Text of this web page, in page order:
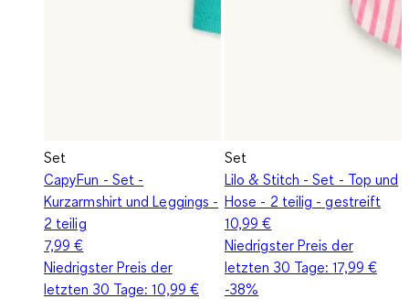
Set
CapyFun - Set -
Kurzarmshirt und Leggings -
2 teilig
7,99 €
Niedrigster Preis der
letzten 30 Tage:10,99 €
Set
Lilo & Stitch - Set - Top und
Hose - 2 teilig - gestreift
10,99 €
Niedrigster Preis der
letzten 30 Tage:17,99 €
-38%